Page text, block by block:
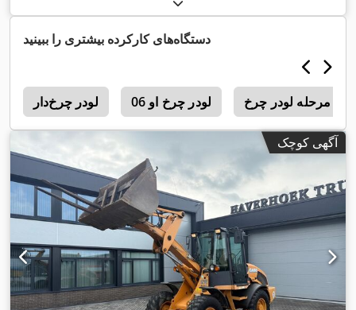
دستگاه‌های کارکرده بیشتری را ببینید
لودر چرخ‌دار لودر چرخ او 06
آگهی کوچک